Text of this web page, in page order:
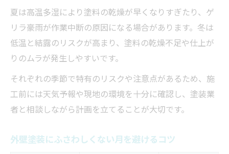
夏は高温多湿により塗料の乾燥が早くなりすぎたり、ゲ
リラ豪雨が作業中断の原因になる場合があります。冬は
低温と結露のリスクが高まり、塗料の乾燥不足や仕上が
りのムラが発生しやすいです。
それぞれの季節で特有のリスクや注意点があるため、施
工前には天気予報や現地の環境を十分に確認し、塗装業
者と相談しながら計画を立てることが大切です。
外壁塗装にふさわしくない月を避けるコツ